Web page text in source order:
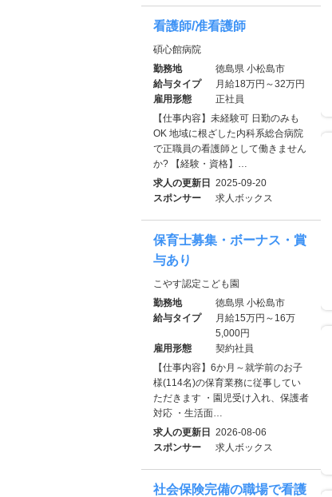
看護師/准看護師
碩心館病院
勤務地
徳島県 小松島市
給与タイプ
月給18万円～32万円
雇用形態
正社員
【仕事内容】未経験可 日勤のみも
OK 地域に根ざした内科系総合病院
で正職員の看護師として働きません
か? 【経験・資格】…
求人の更新日 2025-09-20
スポンサー
求人ボックス
保育士募集・ボーナス・賞
与あり
こやす認定こども園
勤務地
徳島県 小松島市
給与タイプ
月給15万円～16万
5,000円
雇用形態
契約社員
【仕事内容】6か月～就学前のお子
様(114名)の保育業務に従事してい
ただきます ・園児受け入れ、保護者
対応 ・生活面…
求人の更新日 2026-08-06
スポンサー
求人ボックス
社会保険完備の職場で看護